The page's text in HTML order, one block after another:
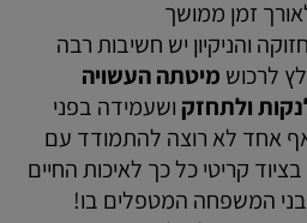
זמן ממושך
והניקיון יש חשיבות רבה
לרכוש מיטתה העשויה
ולתחזק ושעמידה בפני
אחד לא רוצה להתמודד עם
קריטי כל כך לאיכות החיים
בני המשפחה המטפלים בו!